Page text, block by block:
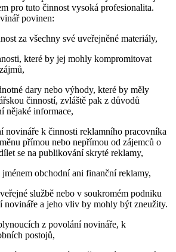
pro tuto činnost vysoká profesionalita.
povinen:
za všechny své uveřejněné materiály,
které by jej mohly kompromitovat
dary nebo výhody, které by měly
činností, zvláště pak z důvodů
nějaké informace,
novináře k činnosti reklamního pracovníka
přímou nebo nepřímou od zájemců o
se na publikování skryté reklamy,
obchodní ani finanční reklamy,
službě nebo v soukromém podniku
novináře a jeho vliv by mohly být zneužity.
z povolání novináře, k
postojů,